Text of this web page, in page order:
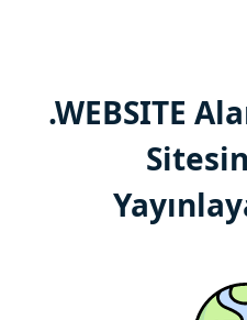
.WEBSITE